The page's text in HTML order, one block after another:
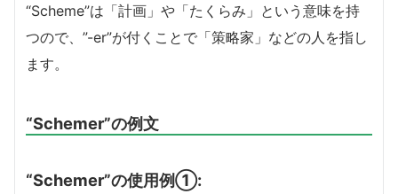
“Scheme”は「計画」や「たくらみ」という意味を持
つので、”-er”が付くことで「策略家」などの人を指し
ます。
“Schemer”の例文
“Schemer”の使用例①: